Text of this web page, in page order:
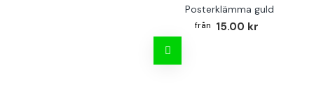
Posterklämma guld
15.00 kr